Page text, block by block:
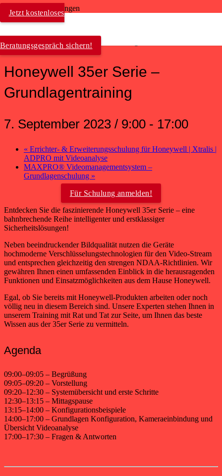
Jetzt kostenloses
Beratungsgespräch sichern!
« Alle Veranstaltungen
Diese Veranstaltung hat bereits stattgefunden.
Honeywell 35er Serie –
Grundlagentraining
7. September 2023 / 9:00 - 17:00
« Errichter- & Erweiterungsschulung für Honeywell | Xtralis |
ADPRO mit Videoanalyse
MAXPRO® Videomanagementsystem –
Grundlagenschulung »
Für Schulung anmelden!
Entdecken Sie die faszinierende Honeywell 35er Serie – eine
bahnbrechende Reihe intelligenter und erstklassiger
Sicherheitslösungen!
Neben beeindruckender Bildqualität nutzen die Geräte
hochmoderne Verschlüsselungstechnologien für den Video-Stream
und entsprechen gleichzeitig den strengen NDAA-Richtlinien. Wir
gewähren Ihnen einen umfassenden Einblick in die herausragenden
Funktionen und Einsatzmöglichkeiten aus dem Hause Honeywell.
Egal, ob Sie bereits mit Honeywell-Produkten arbeiten oder noch
völlig neu in diesem Bereich sind. Unsere Experten stehen Ihnen in
unserem Training mit Rat und Tat zur Seite, um Ihnen das beste
Wissen aus der 35er Serie zu vermitteln.
Agenda
09:00–09:05 – Begrüßung
09:05–09:20 – Vorstellung
09:20–12:30 – Systemübersicht und erste Schritte
12:30–13:15 – Mittagspause
13:15–14:00 – Konfigurationsbeispiele
14:00–17:00 – Grundlagen Konfiguration, Kameraeinbindung und
Übersicht Videoanalyse
17:00–17:30 – Fragen & Antworten